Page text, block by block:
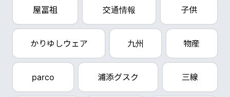
屋冨祖 交通情報 子供
かりゆしウェア 九州 物産
parco 浦添グスク 三線